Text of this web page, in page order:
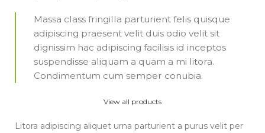
Massa class fringilla parturient felis quisque
adipiscing praesent velit duis odio velit sit
dignissim hac adipiscing facilisis id inceptos
suspendisse aliquam a quam a mi litora.
Condimentum cum semper conubia.
View all products
Litora adipiscing aliquet urna parturient a purus velit per